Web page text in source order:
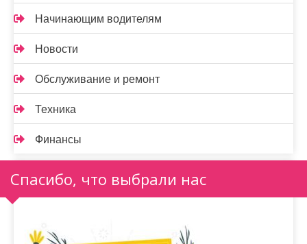
Начинающим водителям
Новости
Обслуживание и ремонт
Техника
Финансы
Спасибо, что выбрали нас